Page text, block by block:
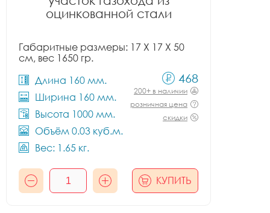
оцинкованной стали
Габаритные размеры: 17 X 17 X 50
см, вес 1650 гр.
Длина 160 мм.
Ширина 160 мм.
Высота 1000 мм.
Объём 0.03 куб.м.
Вес: 1.65 кг.
468
200+ в наличии
розничная цена
скидки
КУПИТЬ